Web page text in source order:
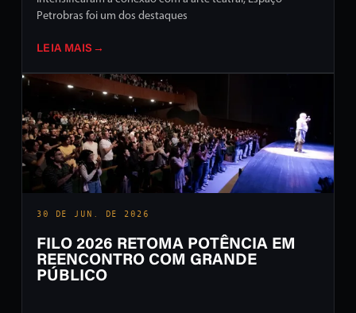
Petrobras foi um dos destaques
LEIA MAIS →
30 DE JUN. DE 2026
FILO 2026 RETOMA POTÊNCIA EM
REENCONTRO COM GRANDE
PÚBLICO